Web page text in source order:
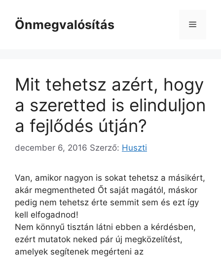
tartalomba
Önmegvalósítás Menü
Mit tehetsz azért, hogy
a szeretted is elinduljon
a fejlődés útján?
december 6, 2016 Szerző: Huszti
Van, amikor nagyon is sokat tehetsz a másikért,
akár megmentheted Őt saját magától, máskor
pedig nem tehetsz érte semmit sem és ezt így
kell elfogadnod!
Nem könnyű tisztán látni ebben a kérdésben,
ezért mutatok neked pár új megközelítést,
amelyek segítenek megérteni az